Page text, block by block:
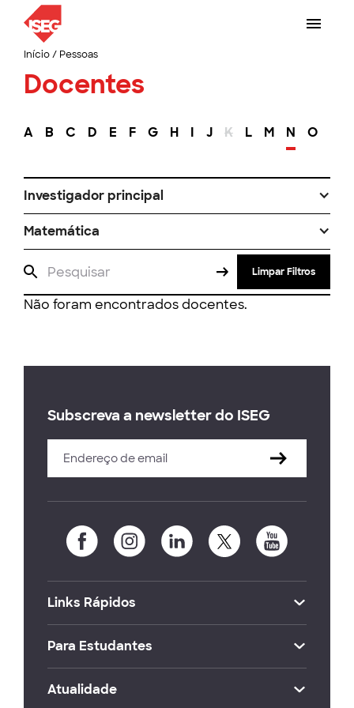
Início/ Pessoas
Docentes
A B C D E F G H I J K L M N O
Investigador principal
Matemática
Limpar Filtros
Não foram encontrados docentes.
Subscreva a newsletter do ISEG
Links Rápidos
Para Estudantes
Atualidade